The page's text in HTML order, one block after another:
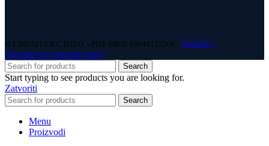
© LINEAFLEX C D.O.O. - PDV BROJ 69644127206 - CREDITS
PREFERENCE PRIVATNOSTI
Search
Start typing to see products you are looking for.
Zatvoriti
Search
Menu
Proizvodi